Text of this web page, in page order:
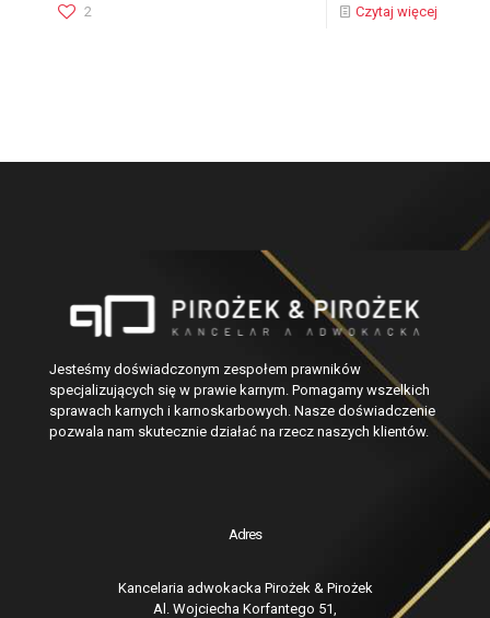
2 Czytaj więcej
Jesteśmy doświadczonym zespołem prawników
specjalizujących się w prawie karnym. Pomagamy wszelkich
sprawach karnych i karnoskarbowych. Nasze doświadczenie
pozwala nam skutecznie działać na rzecz naszych klientów.
Adres
Kancelaria adwokacka Pirożek & Pirożek
Al. Wojciecha Korfantego 51,